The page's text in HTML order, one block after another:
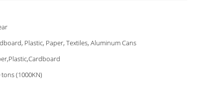
Plastic, Paper, Textiles, Aluminum Cans
tons (1000KN)